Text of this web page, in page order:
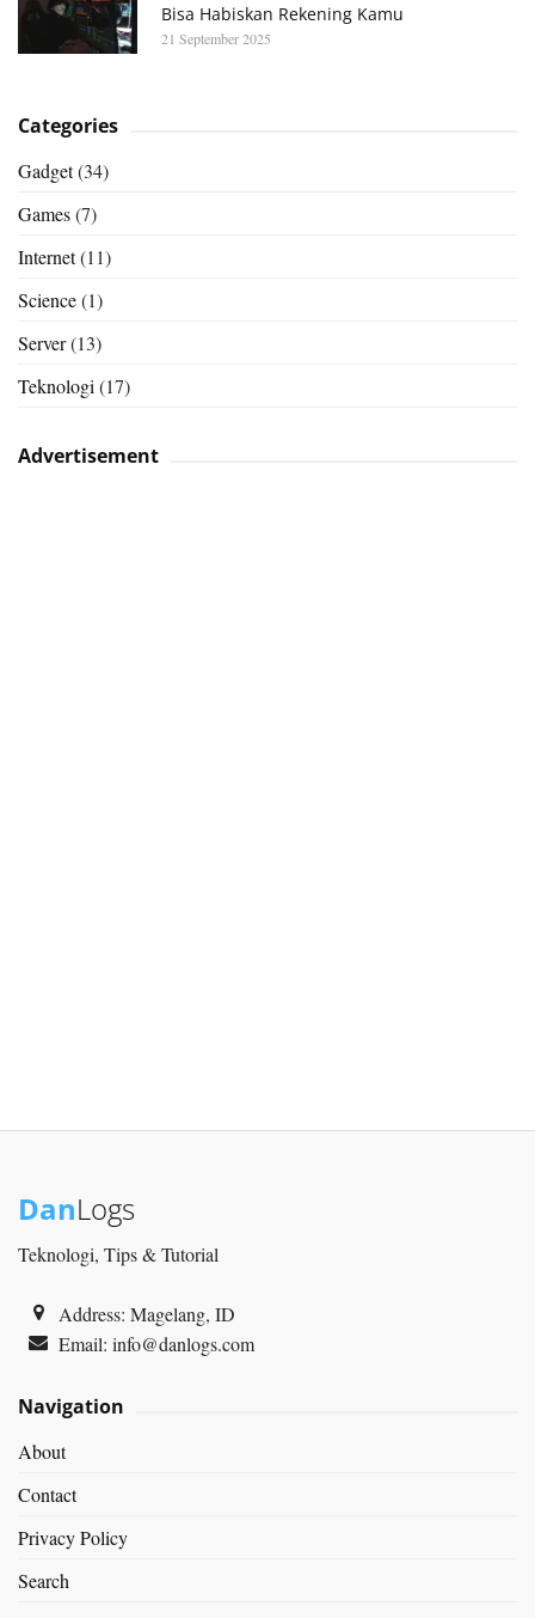
Bisa Habiskan Rekening Kamu
21 September 2025
Categories
Gadget(34)
Games(7)
Internet(11)
Science(1)
Server(13)
Teknologi(17)
Advertisement
DanLogs
Teknologi, Tips & Tutorial
Address: Magelang, ID
Email:info@danlogs.com
Navigation
About
Contact
Privacy Policy
Search